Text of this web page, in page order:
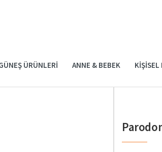
ÜRÜNLERI ANNE & BEBEK KIŞISEL